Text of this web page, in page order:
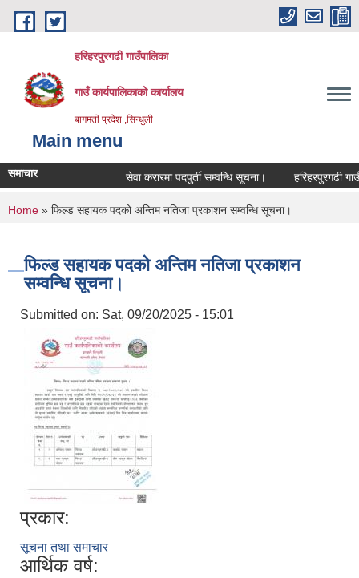
Skip to main content
हरिहरपुरगढी गाउँपालिका
गाउँ कार्यपालिकाको कार्यालय
बागमती प्रदेश ,सिन्धुली
Main menu
समाचार सेवा करारमा पदपुर्ती सम्वन्धि सूचना। हरिहरपुरगढी
You are here
Home » फिल्ड सहायक पदको अन्तिम नतिजा प्रकाशन सम्वन्धि सूचना।
फिल्ड सहायक पदको अन्तिम नतिजा प्रकाशन
सम्वन्धि सूचना।
Submitted on: Sat, 09/20/2025 - 15:01
प्रकार:
सूचना तथा समाचार
आर्थिक वर्ष: